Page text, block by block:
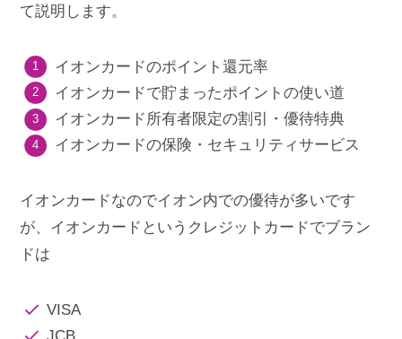
て説明します。
イオンカードのポイント還元率
イオンカードで貯まったポイントの使い道
イオンカード所有者限定の割引・優待特典
イオンカードの保険・セキュリティサービス
イオンカードなのでイオン内での優待が多いです
が、イオンカードというクレジットカードでブラン
ドは
VISA